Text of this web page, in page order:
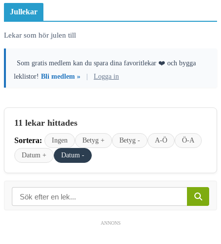
Jullekar
Lekar som hör julen till
Som gratis medlem kan du spara dina favoritlekar ❤️ och bygga
leklistor! Bli medlem » Logga in
11 lekar hittades
Sortera: Ingen Betyg + Betyg - A-Ö
Ö-A
Datum +
Datum -
ANNONS